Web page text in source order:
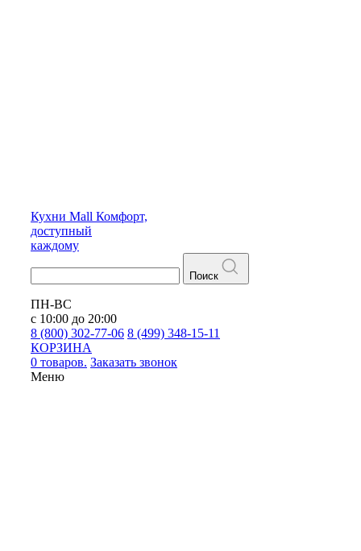
Кухни Mall Комфорт,
доступный
каждому
Поиск
ПН-ВС
с 10:00 до 20:00
8 (800) 302-77-06 8 (499) 348-15-11
КОРЗИНА
0 товаров. Заказать звонок
Меню